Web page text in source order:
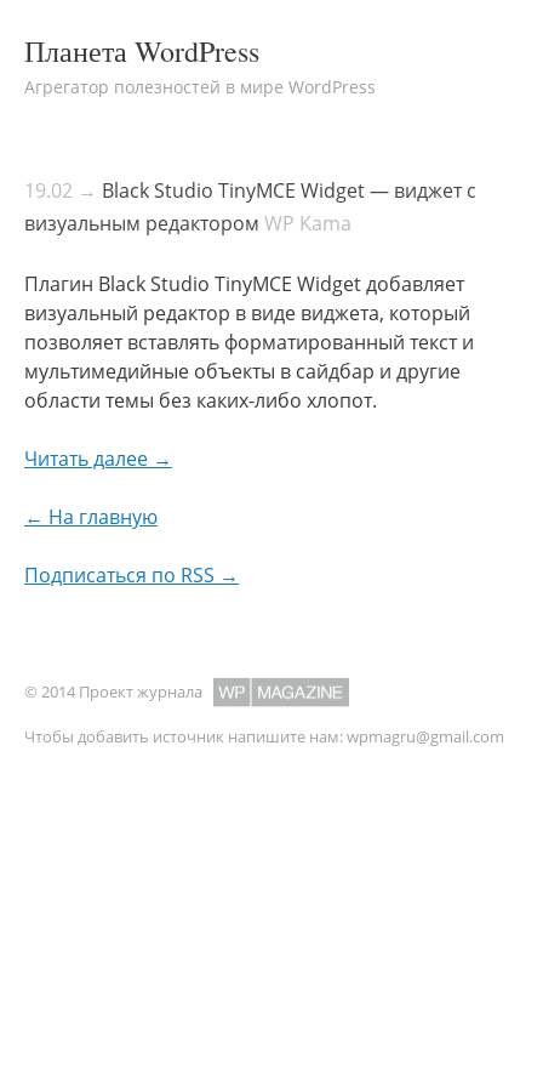
Планета WordPress
Агрегатор полезностей в мире WordPress
19.02 → Black Studio TinyMCE Widget — виджет с
визуальным редактором WP Kama
Плагин Black Studio TinyMCE Widget добавляет
визуальный редактор в виде виджета, который
позволяет вставлять форматированный текст и
мультимедийные объекты в сайдбар и другие
области темы без каких-либо хлопот.
Читать далее →
← На главную
Подписаться по RSS →
© 2014 Проект журнала
Чтобы добавить источник напишите нам:wpmagru@gmail.com